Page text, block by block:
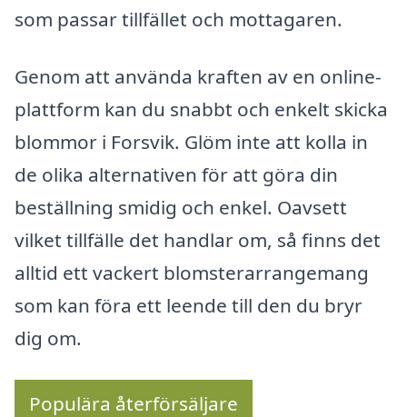
som passar tillfället och mottagaren.
Genom att använda kraften av en online-
plattform kan du snabbt och enkelt skicka
blommor i Forsvik. Glöm inte att kolla in
de olika alternativen för att göra din
beställning smidig och enkel. Oavsett
vilket tillfälle det handlar om, så finns det
alltid ett vackert blomsterarrangemang
som kan föra ett leende till den du bryr
dig om.
Populära återförsäljare